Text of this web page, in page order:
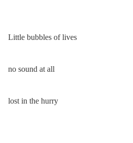
Little bubbles of lives
no sound at all
lost in the hurry